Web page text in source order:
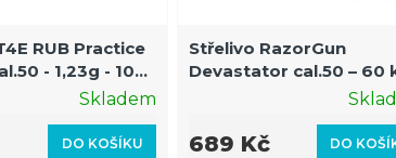
RUB Practice
- 1,23g - 10
Skladem
DO KOŠÍKU
Střelivo RazorGun
Devastator cal.50 – 60
Destruktivní kuličky s
DO
689 Kč